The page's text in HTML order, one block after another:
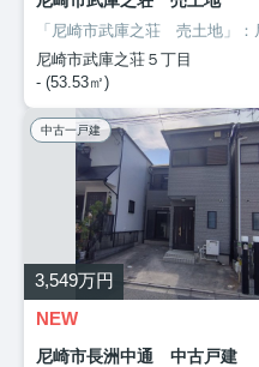
尼崎市武庫之荘５丁目
- (53.53㎡)
中古一戸建
3,549万円
NEW
尼崎市長洲中通 中古戸建